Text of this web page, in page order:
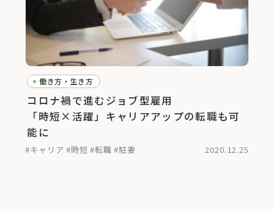
働き方・生き方
コロナ禍で進むジョブ型雇用
「時短×活躍」キャリアアップの転職も可
能に
#キャリア #時短 #転職 #駐妻 2020.12.25